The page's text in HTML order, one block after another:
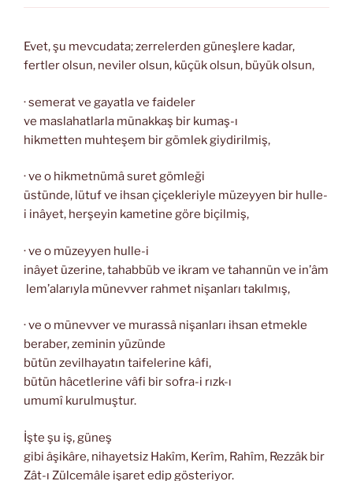
Evet, şu mevcudata; zerrelerden güneşlere kadar,
fertler olsun, neviler olsun, küçük olsun, büyük olsun,
· semerat ve gayatla ve faideler
ve maslahatlarla münakkaş bir kumaş-ı
hikmetten muhteşem bir gömlek giydirilmiş,
· ve o hikmetnümâ suret gömleği
üstünde, lütuf ve ihsan çiçekleriyle müzeyyen bir hulle-
i inâyet, herşeyin kametine göre biçilmiş,
· ve o müzeyyen hulle-i
inâyet üzerine, tahabbüb ve ikram ve tahannün ve in’âm
lem’alarıyla münevver rahmet nişanları takılmış,
· ve o münevver ve murassâ nişanları ihsan etmekle
beraber, zeminin yüzünde
bütün zevilhayatın taifelerine kâfi,
bütün hâcetlerine vâfi bir sofra-i rızk-ı
umumî kurulmuştur.
İşte şu iş, güneş
gibi âşikâre, nihayetsiz Hakîm, Kerîm, Rahîm, Rezzâk bir
Zât-ı Zülcemâle işaret edip gösteriyor.